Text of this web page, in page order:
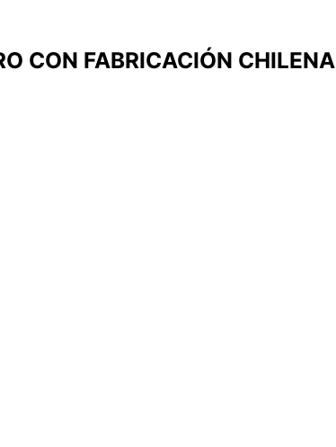
CON FABRICACIÓN CHILENA